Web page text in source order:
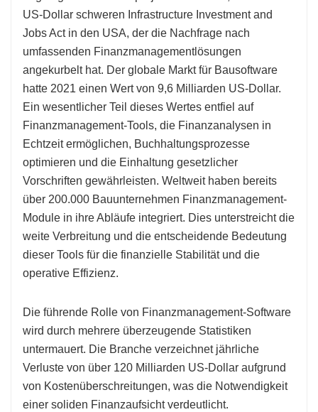
US-Dollar schweren Infrastructure Investment and
Jobs Act in den USA, der die Nachfrage nach
umfassenden Finanzmanagementlösungen
angekurbelt hat. Der globale Markt für Bausoftware
hatte 2021 einen Wert von 9,6 Milliarden US-Dollar.
Ein wesentlicher Teil dieses Wertes entfiel auf
Finanzmanagement-Tools, die Finanzanalysen in
Echtzeit ermöglichen, Buchhaltungsprozesse
optimieren und die Einhaltung gesetzlicher
Vorschriften gewährleisten. Weltweit haben bereits
über 200.000 Bauunternehmen Finanzmanagement-
Module in ihre Abläufe integriert. Dies unterstreicht die
weite Verbreitung und die entscheidende Bedeutung
dieser Tools für die finanzielle Stabilität und die
operative Effizienz.
Die führende Rolle von Finanzmanagement-Software
wird durch mehrere überzeugende Statistiken
untermauert. Die Branche verzeichnet jährliche
Verluste von über 120 Milliarden US-Dollar aufgrund
von Kostenüberschreitungen, was die Notwendigkeit
einer soliden Finanzaufsicht verdeutlicht.